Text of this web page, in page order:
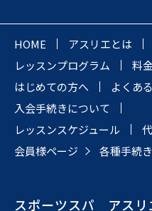
HOME アスリエとは
レッスンプログラム
料
はじめての方へ
よくあ
入会手続きについて
レッスンスケジュール
会員様ページ
各種手続き
スポーツスパ アスリ